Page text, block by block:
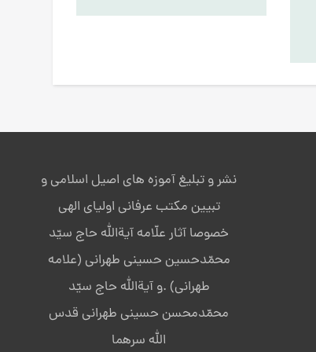
نشر و تبلیغ آموزه های اصیل اسلامی و
تبیین مکتب عرفانی اولیای الهی
خصوصا آثار علّامه آیةالله حاج سیّد
محمّدحسین حسینی طهرانی (علامه
طهرانی) .و آیةالله حاج سیّد
محمّدمحسن حسینی طهرانی قدس
الله سرهما